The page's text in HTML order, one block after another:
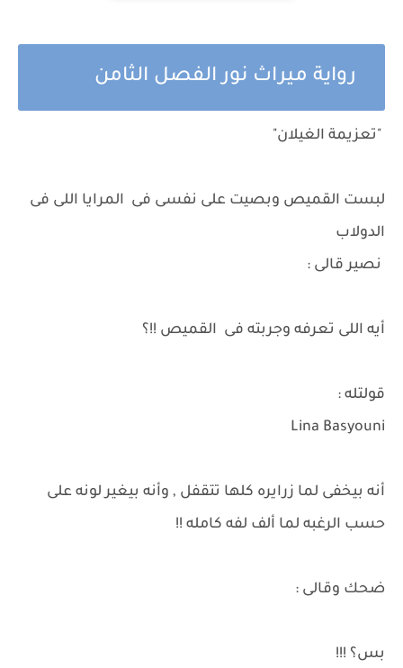
رواية ميراث نور الفصل الثامن
"تعزيمة الغيلان"
لبست القميص وبصيت على نفسى فى المرايا اللى فى
الدولاب
نصير قالى :
أيه اللى تعرفه وجربته فى القميص !!؟
قولتله :
Lina Basyouni
أنه بيخفى لما زرايره كلها تتقفل , وأنه بيغير لونه على
حسب الرغبه لما ألف لفه كامله !!
ضحك وقالى :
بس؟ !!!